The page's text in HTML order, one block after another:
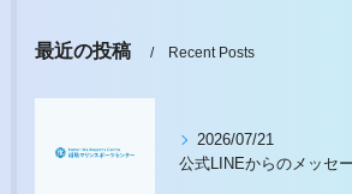
最近の投稿 Recent Posts
2026/07/21